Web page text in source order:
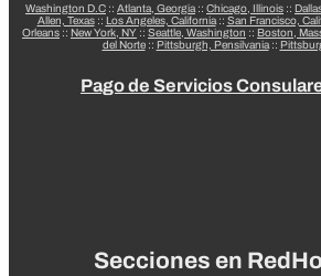
Washington D.C :: Atlanta, Georgia :: Chicago, Illinois ::
Allen, Texas:: Los Angeles, California:: San Francisco,
Orleans :: New York, NY :: Seattle, Washington :: Boston,
del Norte:: Pittsburgh, Pensilvania::
Pago de Servicios
Secciones en